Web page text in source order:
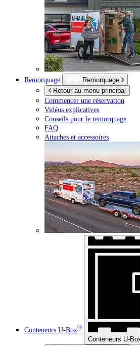
Remorquage
Remorquage
Retour au menu principal
Commencer une réservation
Vidéos explicatives
Conseils pour le remorquage
FAQ
Attaches et accessoires
Conteneurs U-Box®
Conteneurs U-